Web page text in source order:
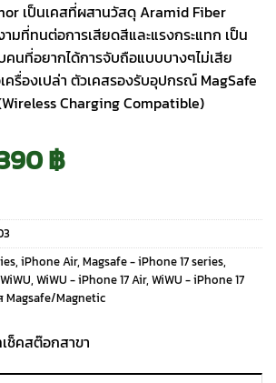
เป็นเคสที่ผสานวัสดุ Aramid Fiber
มที่ทนต่อการเสียดสีและแรงกระแทก เป็น
คนที่อยากได้การจับถือแบบบางๆไม่เสีย
รื่องเปล่า ตัวเคสรองรับอุปกรณ์ MagSafe
Charging Compatible)
฿.
฿Current
price
is:
1,390 ฿.
, iPhone Air, Magsafe - iPhone 17 series,
WiWU, WiWU - iPhone 17 Air, WiWU - iPhone 17
Magsafe/Magnetic
ช็คสต๊อกสาขา